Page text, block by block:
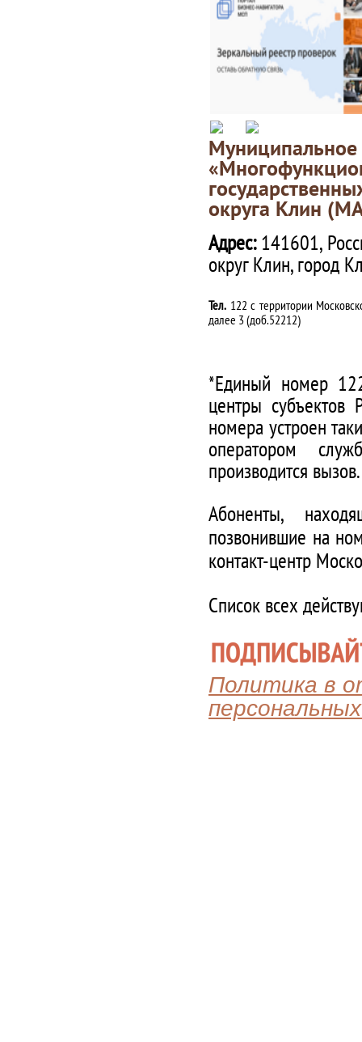
округа Клин
Адрес:141601,
округ Клин, город
Тел. 122 с территории
далее 3 (доб.52212)
*Единый номер
центры субъектов
номера устроен
оператором
производится вызов.
Абоненты,
позвонившие на
контакт-центр
Список всех
Политика в